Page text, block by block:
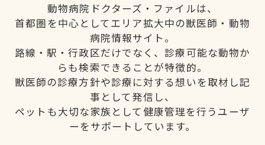
動物病院ドクターズ・ファイルは、
首都圏を中心としてエリア拡大中の獣医師・動物
病院情報サイト。
路線・駅・行政区だけでなく、診療可能な動物か
らも検索できることが特徴的。
獣医師の診療方針や診療に対する想いを取材し記
事として発信し、
ペットも大切な家族として健康管理を行うユーザ
ーをサポートしています。